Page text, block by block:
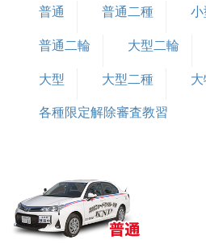
普通 普通二種
普通二輪 大型二輪
大型 大型二種
各種限定解除審査教習